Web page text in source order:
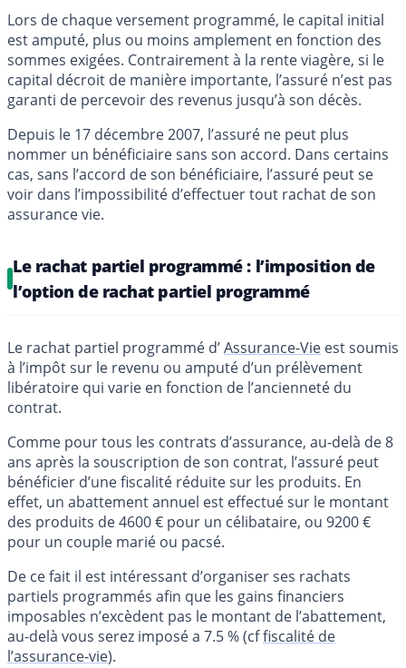
Lors de chaque versement programmé, le capital initial
est amputé, plus ou moins amplement en fonction des
sommes exigées. Contrairement à la rente viagère, si le
capital décroit de manière importante, l’assuré n’est pas
garanti de percevoir des revenus jusqu’à son décès.
Depuis le 17 décembre 2007, l’assuré ne peut plus
nommer un bénéficiaire sans son accord. Dans certains
cas, sans l’accord de son bénéficiaire, l’assuré peut se
voir dans l’impossibilité d’effectuer tout rachat de son
assurance vie.
Le rachat partiel programmé : l’imposition de
l’option de rachat partiel programmé
Le rachat partiel programmé d’Assurance-Vie est soumis
à l’impôt sur le revenu ou amputé d’un prélèvement
libératoire qui varie en fonction de l’ancienneté du
contrat.
Comme pour tous les contrats d’assurance, au-delà de 8
ans après la souscription de son contrat, l’assuré peut
bénéficier d’une fiscalité réduite sur les produits. En
effet, un abattement annuel est effectué sur le montant
des produits de 4600 € pour un célibataire, ou 9200 €
pour un couple marié ou pacsé.
De ce fait il est intéressant d’organiser ses rachats
partiels programmés afin que les gains financiers
imposables n’excèdent pas le montant de l’abattement,
au-delà vous serez imposé a 7.5 % (cffiscalité de
l’assurance-vie).